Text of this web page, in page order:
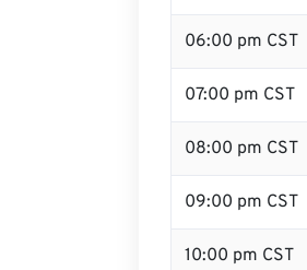
06:00 pm CST
07:00 pm CST
08:00 pm CST
09:00 pm CST
10:00 pm CST